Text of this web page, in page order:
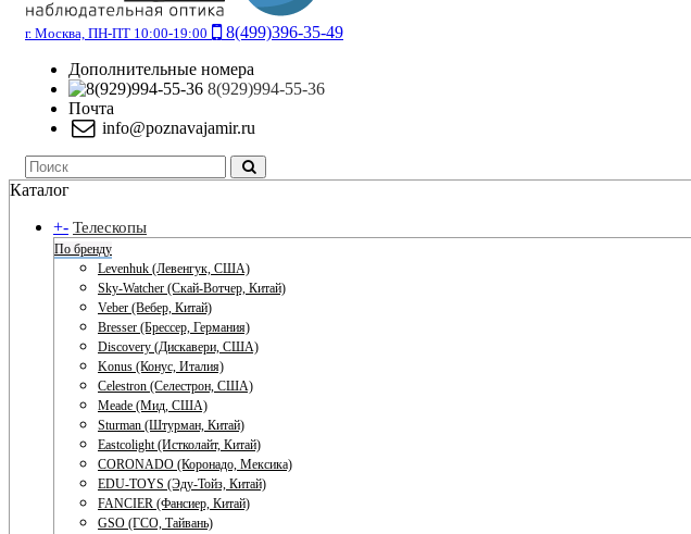
г. Москва, ПН-ПТ 10:00-19:00
8(499)396-35-49
Дополнительные номера
8(929)994-55-36
Почта
info@poznavajamir.ru
Каталог
+- Телескопы
По бренду
Levenhuk (Левенгук, США)
Sky-Watcher (Скай-Вотчер, Китай)
Veber (Вебер, Китай)
Bresser (Брессер, Германия)
Discovery (Дискавери, США)
Konus (Конус, Италия)
Celestron (Селестрон, США)
Meade (Мид, США)
Sturman (Штурман, Китай)
Eastcolight (Истколайт, Китай)
CORONADO (Коронадо, Мексика)
EDU-TOYS (Эду-Тойз, Китай)
FANCIER (Фансиер, Китай)
GSO (ГСО, Тайвань)